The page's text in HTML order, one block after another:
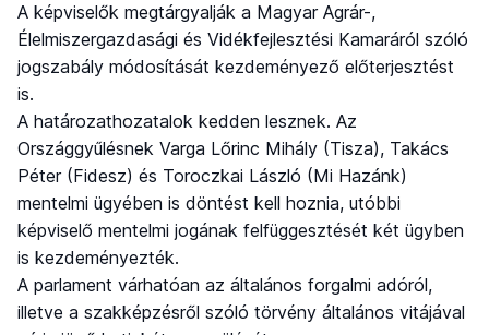
A képviselők megtárgyalják a Magyar Agrár-,
Élelmiszergazdasági és Vidékfejlesztési Kamaráról szóló
jogszabály módosítását kezdeményező előterjesztést
is.
A határozathozatalok kedden lesznek. Az
Országgyűlésnek Varga Lőrinc Mihály (Tisza), Takács
Péter (Fidesz) és Toroczkai László (Mi Hazánk)
mentelmi ügyében is döntést kell hoznia, utóbbi
képviselő mentelmi jogának felfüggesztését két ügyben
is kezdeményezték.
A parlament várhatóan az általános forgalmi adóról,
illetve a szakképzésről szóló törvény általános vitájával